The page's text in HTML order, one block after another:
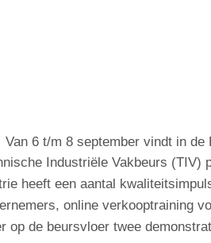
Van 6 t/m 8 september vindt in de
Industriële Vakbeurs (TIV)
heeft een aantal
online verkooptraining
op de beursvloer twee